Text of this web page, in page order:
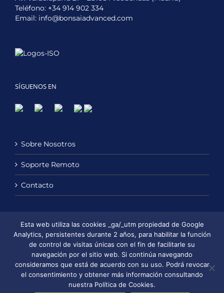
Teléfono: +34 914 902 334
Email: info@bonsaiadvanced.com
SÍGUENOS EN
Sobre Nosotros
Soporte Remoto
Contacto
Política de Privacidad
Política de Cookies
Aviso Legal
Esta web utiliza las cookies _ga/_utm propiedad de Google
Analytics, persistentes durante 2 años, para habilitar la función
de control de visitas únicas con el fin de facilitarle su
navegación por el sitio web. Si continúa navegando
consideramos que está de acuerdo con su uso. Podrá revocar
el consentimiento y obtener más información consultando
nuestra Política de Cookies.